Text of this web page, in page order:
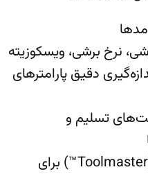
نرخ برشی، ویسکوزیته
دقیق پارامترهای
تسلیم و
مجهز به شناخت خودکار ابزار (Toolmaster™) برای